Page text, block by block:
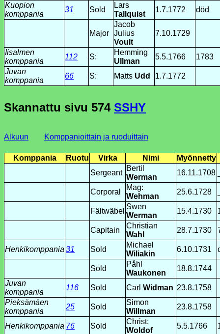
Kuopion
komppania
31 Sold
Lars
Tallquist
1.7.1772 död
Major
Jacob
Julius
Voult
7.10.1729
Iisalmen
komppania
112 S:
Hemming
Ullman
5.5.1766
1783
Juvan
komppania
66 S: Matts Udd 1.7.1772
Skannattu sivu 574 SSHY
Alkuun Komppanioittain ja ruoduittain
Komppania Ruotu Virka Nimi
Myönnetty
Sergeant
Bertil
Werman
16.11.1708
Corporal
Mag:
Wehman
25.6.1728
Fältwäbel
Swen
Werman
15.4.1730
Capitain
Christian
Wahl
28.7.1730
Henkikomppania 31 Sold
Michael
Wiliakin
6.10.1731
Sold
Påhl
Waukonen
18.8.1744
Juvan
komppania
116 Sold Carl Widman 23.8.1758
Pieksämäen
komppania
25 Sold
Simon
Willman
23.8.1758
Henkikomppania 76 Sold
Christ:
Woldof
5.5.1766